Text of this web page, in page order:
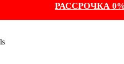
РАССРОЧКА